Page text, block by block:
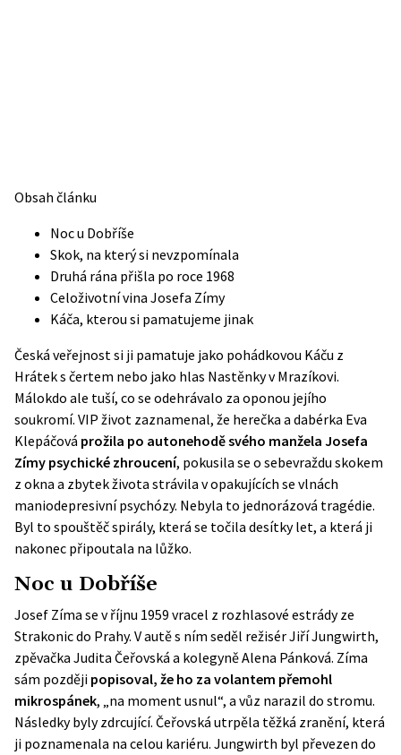
Obsah článku
Noc u Dobříše
Skok, na který si nevzpomínala
Druhá rána přišla po roce 1968
Celoživotní vina Josefa Zímy
Káča, kterou si pamatujeme jinak
Česká veřejnost si ji pamatuje jako pohádkovou Káču z
Hrátek s čertem nebo jako hlas Nastěnky v Mrazíkovi.
Málokdo ale tuší, co se odehrávalo za oponou jejího
soukromí. VIP život zaznamenal, že herečka a dabérka Eva
Klepáčová prožila po autonehodě svého manžela Josefa
Zímy psychické zhroucení, pokusila se o sebevraždu skokem
z okna a zbytek života strávila v opakujících se vlnách
maniodepresivní psychózy. Nebyla to jednorázová tragédie.
Byl to spouštěč spirály, která se točila desítky let, a která ji
nakonec připoutala na lůžko.
Noc u Dobříše
Josef Zíma se v říjnu 1959 vracel z rozhlasové estrády ze
Strakonic do Prahy. V autě s ním seděl režisér Jiří Jungwirth,
zpěvačka Judita Čeřovská a kolegyně Alena Pánková. Zíma
sám později popisoval, že ho za volantem přemohl
mikrospánek, „na moment usnul“, a vůz narazil do stromu.
Následky byly zdrcující. Čeřovská utrpěla těžká zranění, která
ji poznamenala na celou kariéru. Jungwirth byl převezen do